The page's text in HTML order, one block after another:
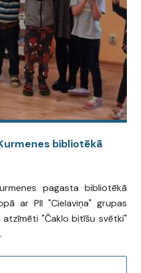
bibliotēkā
pagasta bibliotēkā
ar PII "Cielaviņa" grupas
atzīmēti "Čaklo bitīšu svētki"